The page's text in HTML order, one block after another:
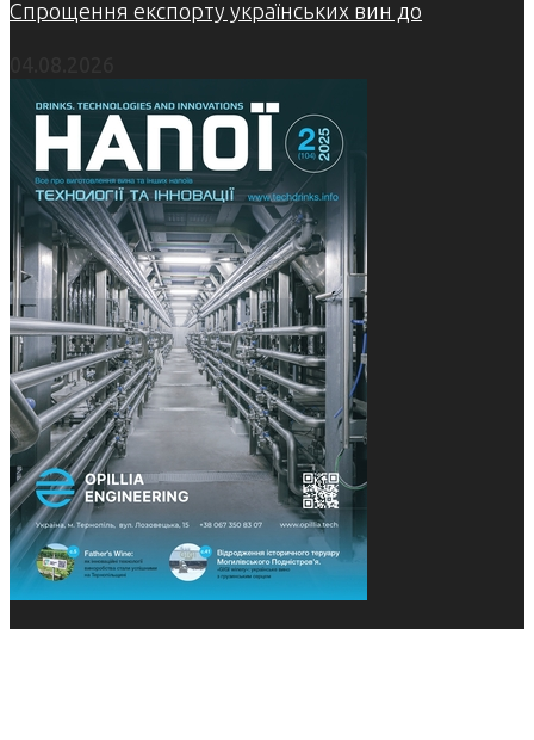
Спрощення експорту українських вин до